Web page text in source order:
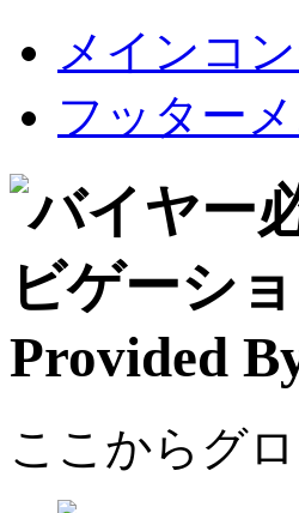
メインコ
フッター
ここからグ